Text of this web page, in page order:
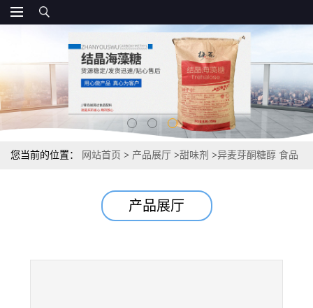
您当前的位置： 网站首页 > 产品展厅 >甜味剂 >异麦芽酮糖醇 食品
产品展厅